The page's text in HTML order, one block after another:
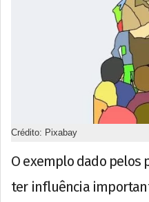
Crédito: Pixabay
O exemplo dado pelos
ter influência